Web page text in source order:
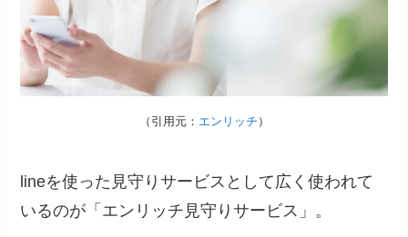
（引用元： エンリッチ ）
lineを使った見守りサービスとして広く使われて
いるのが「エンリッチ見守りサービス」。